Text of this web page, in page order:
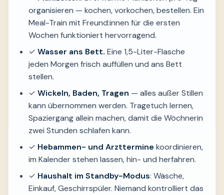
organisieren — kochen, vorkochen, bestellen. Ein
Meal-Train mit Freund:innen für die ersten
Wochen funktioniert hervorragend.
✓ Wasser ans Bett. Eine 1,5-Liter-Flasche
jeden Morgen frisch auffüllen und ans Bett
stellen.
✓ Wickeln, Baden, Tragen — alles außer Stillen
kann übernommen werden. Tragetuch lernen,
Spaziergang allein machen, damit die Wöchnerin
zwei Stunden schlafen kann.
✓ Hebammen- und Arzttermine koordinieren,
im Kalender stehen lassen, hin- und herfahren.
✓ Haushalt im Standby-Modus: Wäsche,
Einkauf, Geschirrspüler. Niemand kontrolliert das